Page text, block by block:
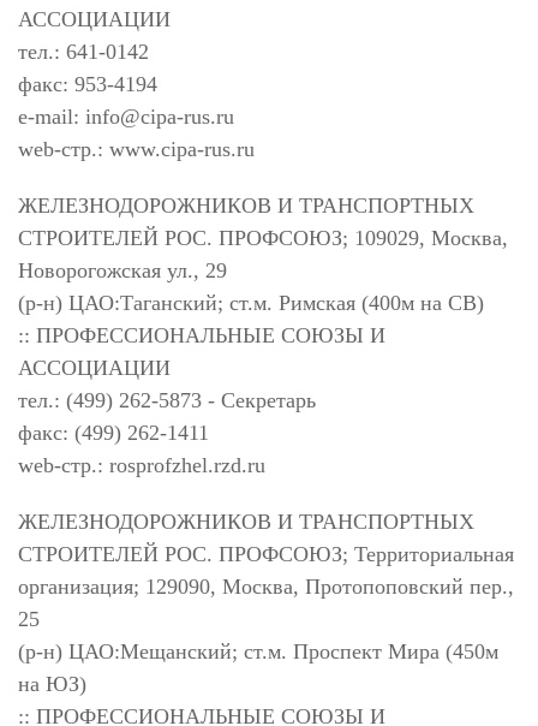
АССОЦИАЦИИ
тел.: 641-0142
факс: 953-4194
e-mail: info@cipa-rus.ru
web-стр.: www.cipa-rus.ru
ЖЕЛЕЗНОДОРОЖНИКОВ И ТРАНСПОРТНЫХ
СТРОИТЕЛЕЙ РОС. ПРОФСОЮЗ; 109029, Москва,
Новорогожская ул., 29
(р-н) ЦАО:Таганский; ст.м. Римская (400м на СВ)
:: ПРОФЕССИОНАЛЬНЫЕ СОЮЗЫ И
АССОЦИАЦИИ
тел.: (499) 262-5873 - Секретарь
факс: (499) 262-1411
web-стр.: rosprofzhel.rzd.ru
ЖЕЛЕЗНОДОРОЖНИКОВ И ТРАНСПОРТНЫХ
СТРОИТЕЛЕЙ РОС. ПРОФСОЮЗ; Территориальная
организация; 129090, Москва, Протопоповский пер.,
25
(р-н) ЦАО:Мещанский; ст.м. Проспект Мира (450м
на ЮЗ)
:: ПРОФЕССИОНАЛЬНЫЕ СОЮЗЫ И